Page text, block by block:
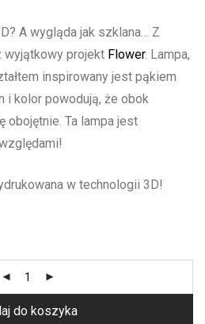
A wygląda jak szklana… Z
wyjątkowy projekt Flower. Lampa,
inspirowany jest pąkiem
i kolor powodują, że obok
obojętnie. Ta lampa jest
w technologii 3D!
do koszyka